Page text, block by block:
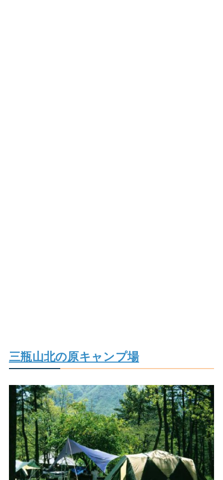
三瓶山北の原キャンプ場